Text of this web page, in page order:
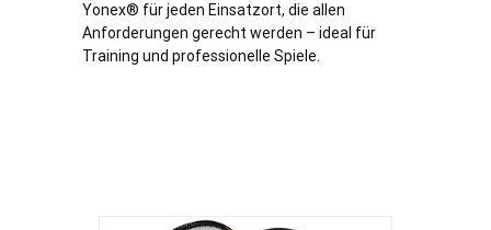
Yonex® für jeden Einsatzort, die allen
Anforderungen gerecht werden – ideal für
Training und professionelle Spiele.